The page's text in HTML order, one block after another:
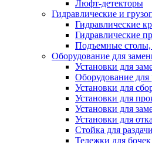
Люфт-детекторы
Гидравлические и
Гидравлические
Гидравлические
Подъемные столы,
Оборудование для
Установки для
Оборудование для
Установки для
Установки для
Установки для
Установки для
Стойка для
Тележки для бочек